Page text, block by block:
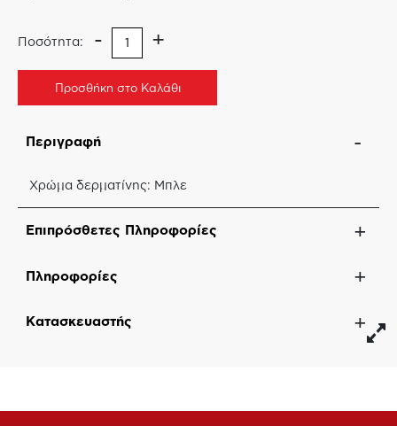
- +
Ποσότητα:
Προσθήκη στο Καλάθι
Περιγραφή
Χρώμα δερματίνης: Μπλε
Επιπρόσθετες Πληροφορίες
Πληροφορίες
Κατασκευαστής